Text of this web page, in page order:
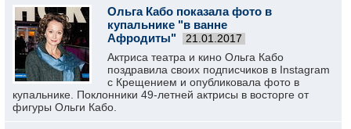
Ольга Кабо показала фото в
купальнике "в ванне
Афродиты"
21.01.2017
Актриса театра и кино Ольга Кабо
поздравила своих подписчиков в Instagram
с Крещением и опубликовала фото в
купальнике. Поклонники 49-летней актрисы в восторге от
фигуры Ольги Кабо.